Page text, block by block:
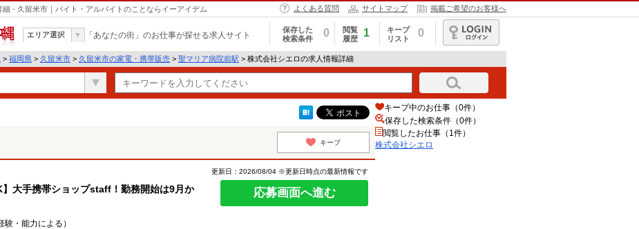
- 久留米市｜バイト・アルバイトのことならイーアイデム よくある質問 サイトマップ 掲載ご希望のお客様へ
エリア選択 「あなたの街」のお仕事が探せる求人サイト
保存した
検索条件
0
閲覧
履歴
1
キープ
リスト
0
ログイン
> 福岡県 > 久留米市 > 久留米市の家電・携帯販売 > 聖マリア病院前駅 > 株式会社シエロの求人情報詳細
キープ
大手携帯ショップstaff！勤務開始は9月か
更新日：2026/08/04 ※更新日時点の最新情報です
応募画面へ進む
・能力による）
キープ中のお仕事（0件）
保存した検索条件（0件）
閲覧したお仕事（1件）
株式会社シエロ